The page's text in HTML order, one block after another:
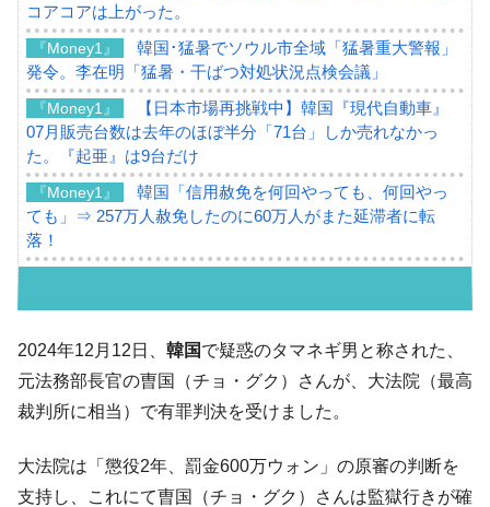
コアコアは上がった。
『Money1』
韓国･猛暑でソウル市全域「猛暑重大警報」
発令。李在明「猛暑・干ばつ対処状況点検会議」
『Money1』
【日本市場再挑戦中】韓国『現代自動車』
07月販売台数は去年のほぼ半分「71台」しか売れなかっ
た。『起亜』は9台だけ
『Money1』
韓国「信用赦免を何回やっても、何回やっ
ても」⇒ 257万人赦免したのに60万人がまた延滞者に転
落！
韓国「2026年07月の輸出入」絶好調。半導
体だけで410億ドル、輸出全体の41％もある
や、若者に起業させよう」⇒ どんな雇用対策だソレ。
『Money1』
【韓国の外貨準備】2026年07月は4,279億ド
ル。外平債の発行「19.4億ドル」
2024年12月12日、 韓国で疑惑のタマネギ男と称された、
元法務部長官の曺国（チョ・グク）さんが、大法院（最高
裁判所に相当）で有罪判決を受けました。
大法院は「懲役2年、罰金600万ウォン」の原審の判断を
支持し、これにて曺国（チョ・グク）さんは監獄行きが確